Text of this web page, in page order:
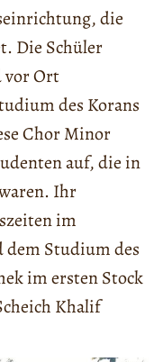
die
Die Schüler
vor Ort
des Korans
Chor Minor
auf, die in
Ihr
im
dem Studium des
im ersten Stock
Khalif